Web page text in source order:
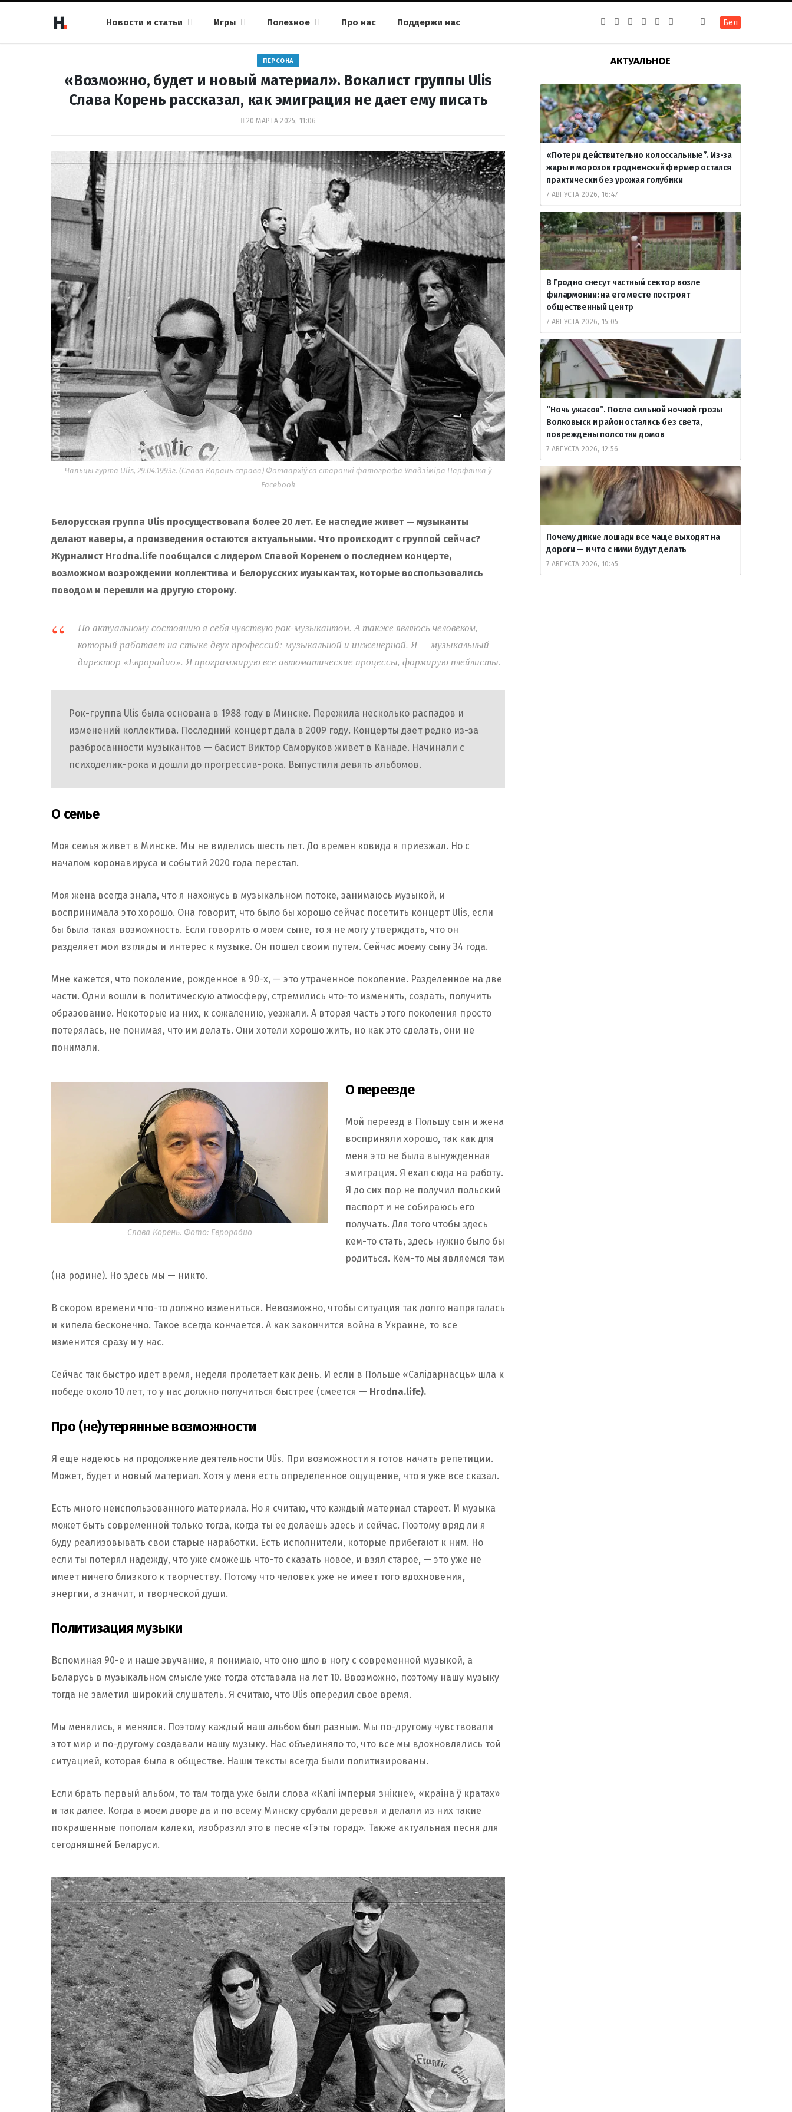
Новости и статьи Игры Полезное Про нас Поддержи нас
k
a
g
a
m
g
r
a
m
u
b
т
е
Бел
ПЕРСОНА
«Возможно, будет и новый материал». Вокалист группы Ulis
Слава Корень рассказал, как эмиграция не дает ему писать
20 МАРТА 2025, 11:06
Чальцы гурта Ulis, 29.04.1993г. (Слава Корань справа) Фотаархіў са старонкі фатографа Уладзіміра Парфянка ў
Facebook
Белорусская группа Ulis просуществовала более 20 лет. Ее наследие живет — музыканты
делают каверы, а произведения остаются актуальными. Что происходит с группой сейчас?
Журналист Hrodna.life пообщался с лидером Славой Коренем о последнем концерте,
возможном возрождении коллектива и белорусских музыкантах, которые воспользовались
поводом и перешли на другую сторону.
По актуальному состоянию я себя чувствую рок-музыкантом. А также являюсь человеком,
который работает на стыке двух профессий: музыкальной и инженерной. Я — музыкальный
директор «Еврорадио». Я программирую все автоматические процессы, формирую плейлисты.
Рок-группа Ulis была основана в 1988 году в Минске. Пережила несколько распадов и
изменений коллектива. Последний концерт дала в 2009 году. Концерты дает редко из-за
разбросанности музыкантов — басист Виктор Саморуков живет в Канаде. Начинали с
психоделик-рока и дошли до прогрессив-рока. Выпустили девять альбомов.
О семье
Моя семья живет в Минске. Мы не виделись шесть лет. До времен ковида я приезжал. Но с
началом коронавируса и событий 2020 года перестал.
Моя жена всегда знала, что я нахожусь в музыкальном потоке, занимаюсь музыкой, и
воспринимала это хорошо. Она говорит, что было бы хорошо сейчас посетить концерт Ulis, если
бы была такая возможность. Если говорить о моем сыне, то я не могу утверждать, что он
разделяет мои взгляды и интерес к музыке. Он пошел своим путем. Сейчас моему сыну 34 года.
Мне кажется, что поколение, рожденное в 90-х, — это утраченное поколение. Разделенное на две
части. Одни вошли в политическую атмосферу, стремились что-то изменить, создать, получить
образование. Некоторые из них, к сожалению, уезжали. А вторая часть этого поколения просто
потерялась, не понимая, что им делать. Они хотели хорошо жить, но как это сделать, они не
понимали.
Слава Корень. Фото: Еврорадио
О переезде
Мой переезд в Польшу сын и жена
восприняли хорошо, так как для
меня это не была вынужденная
эмиграция. Я ехал сюда на работу.
Я до сих пор не получил польский
паспорт и не собираюсь его
получать. Для того чтобы здесь
кем-то стать, здесь нужно было бы
родиться. Кем-то мы являемся там
(на родине). Но здесь мы — никто.
В скором времени что-то должно измениться. Невозможно, чтобы ситуация так долго напрягалась
и кипела бесконечно. Такое всегда кончается. А как закончится война в Украине, то все
изменится сразу и у нас.
Сейчас так быстро идет время, неделя пролетает как день. И если в Польше «Салідарнасць» шла к
победе около 10 лет, то у нас должно получиться быстрее (смеется — Hrodna.life).
Про (не)утерянные возможности
Я еще надеюсь на продолжение деятельности Ulis. При возможности я готов начать репетиции.
Может, будет и новый материал. Хотя у меня есть определенное ощущение, что я уже все сказал.
Есть много неиспользованного материала. Но я считаю, что каждый материал стареет. И музыка
может быть современной только тогда, когда ты ее делаешь здесь и сейчас. Поэтому вряд ли я
буду реализовывать свои старые наработки. Есть исполнители, которые прибегают к ним. Но
если ты потерял надежду, что уже сможешь что-то сказать новое, и взял старое, — это уже не
имеет ничего близкого к творчеству. Потому что человек уже не имеет того вдохновения,
энергии, а значит, и творческой души.
Политизация музыки
Вспоминая 90-е и наше звучание, я понимаю, что оно шло в ногу с современной музыкой, а
Беларусь в музыкальном смысле уже тогда отставала на лет 10. Ввозможно, поэтому нашу музыку
тогда не заметил широкий слушатель. Я считаю, что Ulis опередил свое время.
Мы менялись, я менялся. Поэтому каждый наш альбом был разным. Мы по-другому чувствовали
этот мир и по-другому создавали нашу музыку. Нас объединяло то, что все мы вдохновлялись той
ситуацией, которая была в обществе. Наши тексты всегда были политизированы.
Если брать первый альбом, то там тогда уже были слова «Калі імперыя знікне», «краіна ў кратах»
и так далее. Когда в моем дворе да и по всему Минску срубали деревья и делали из них такие
покрашенные пополам калеки, изобразил это в песне «Гэты горад». Также актуальная песня для
сегодняшней Беларуси.
АКТУАЛЬНОЕ
«Потери действительно колоссальные”. Из-за
жары и морозов гродненский фермер остался
практически без урожая голубики
7 АВГУСТА 2026, 16:47
В Гродно снесут частный сектор возле
филармонии: на его месте построят
общественный центр
7 АВГУСТА 2026, 15:05
“Ночь ужасов”. После сильной ночной грозы
Волковыск и район остались без света,
повреждены полсотни домов
7 АВГУСТА 2026, 12:56
Почему дикие лошади все чаще выходят на
дороги — и что с ними будут делать
7 АВГУСТА 2026, 10:45